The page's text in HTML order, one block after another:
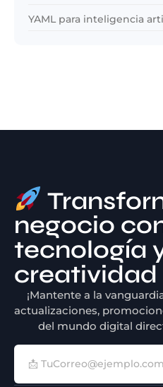
YAML para inteligencia
negocio
tecnología
creatividad
¡Mantente a la
actualizaciones,
del mundo digital